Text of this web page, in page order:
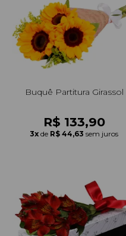
Buquê Partitura Girassol
R$ 133,90
3x de R$ 44,63 sem juros